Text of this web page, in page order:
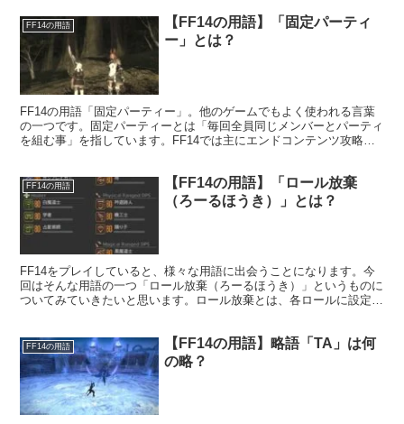
FF14の用語
【FF14の用語】「固定パーティ
ー」とは？
FF14の用語「固定パーティー」。他のゲームでもよく使われる言葉
の一つです。固定パーティーとは「毎回全員同じメンバーとパーティ
を組む事」を指しています。FF14では主にエンドコンテンツ攻略の
FF14の用語
【FF14の用語】「ロール放棄
（ろーるほうき）」とは？
FF14をプレイしていると、様々な用語に出会うことになります。今
回はそんな用語の一つ「ロール放棄（ろーるほうき）」というものに
ついてみていきたいと思います。ロール放棄とは、各ロールに設定さ
FF14の用語
【FF14の用語】略語「TA」は何
の略？